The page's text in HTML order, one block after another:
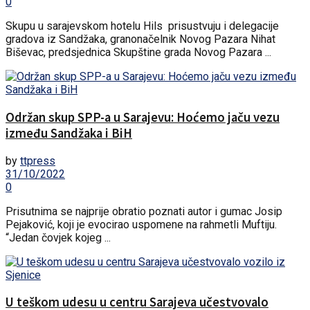
Skupu u sarajevskom hotelu Hils prisustvuju i delegacije
gradova iz Sandžaka, granonačelnik Novog Pazara Nihat
Biševac, predsjednica Skupštine grada Novog Pazara ...
Održan skup SPP-a u Sarajevu: Hoćemo jaču vezu
između Sandžaka i BiH
by ttpress
31/10/2022
0
Prisutnima se najprije obratio poznati autor i gumac Josip
Pejaković, koji je evocirao uspomene na rahmetli Muftiju.
“Jedan čovjek kojeg ...
U teškom udesu u centru Sarajeva učestvovalo